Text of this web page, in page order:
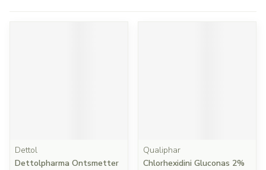
Dettol
Dettolpharma Ontsmetter
Qualiphar
Chlorhexidini Gluconas 2%